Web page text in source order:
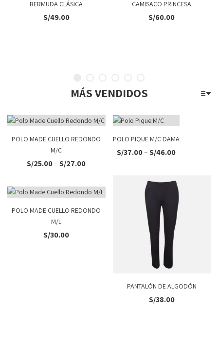
BERMUDA CLÁSICA
S/49.00
CAMISACO PRINCESA
S/60.00
MÁS VENDIDOS
POLO MADE CUELLO REDONDO
M/C
S/25.00–S/27.00
POLO MADE CUELLO REDONDO
M/L
S/30.00
POLO PIQUE M/C DAMA
S/37.00–S/46.00
PANTALÓN DE ALGODÓN
S/38.00